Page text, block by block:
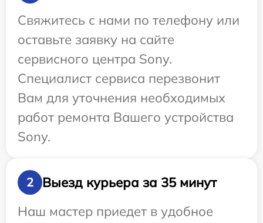
Свяжитесь с нами по телефону или
оставьте заявку на сайте
сервисного центра Sony.
Специалист сервиса перезвонит
Вам для уточнения необходимых
работ ремонта Вашего устройства
Sony.
2
Выезд курьера за 35 минут
Наш мастер приедет в удобное